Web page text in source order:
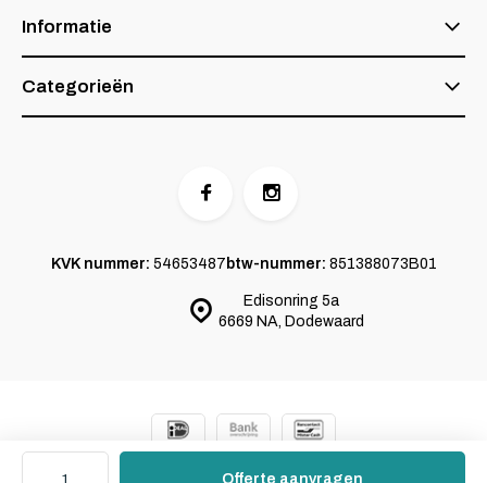
Offerte aanvragen
Informatie
Categorieën
Edisonring 5a
6669 NA, Dodewaard
KVK nummer: 54653487 btw-nummer: 851388073B01
© 2024 SKOY